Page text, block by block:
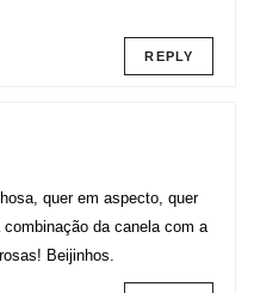
REPLY
quer em aspecto, quer
da canela com a
Beijinhos.